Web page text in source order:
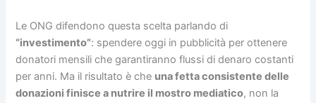
Le ONG difendono questa scelta parlando di
“investimento”: spendere oggi in pubblicità per ottenere
donatori mensili che garantiranno flussi di denaro costanti
per anni. Ma il risultato è che una fetta consistente delle
donazioni finisce a nutrire il mostro mediatico, non la